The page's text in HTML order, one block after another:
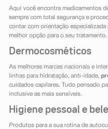
Aqui você encontra medicamentos
sempre com total segurança e
contar com orientação especializada
melhor opção para o seu tratamento.
Dermocosméticos
As melhores marcas nacionais e
linhas para hidratação, anti-idade,
cuidados capilares. Tudo pensado
inclusive as mais sensíveis.
Higiene pessoal e
Produtos para a sua rotina de